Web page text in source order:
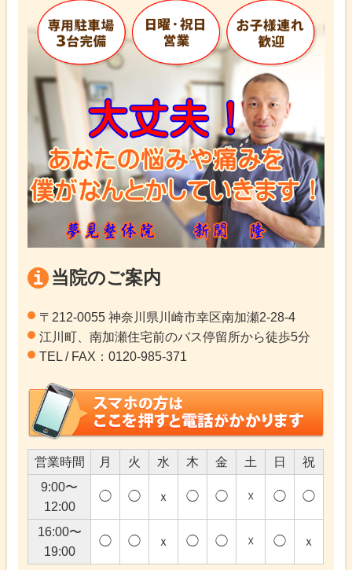
当院のご案内
〒212-0055 神奈川県川崎市幸区南加瀬2-28-4
江川町、南加瀬住宅前のバス停留所から徒歩5分
TEL / FAX：0120-985-371
営業時間 月 火 水 木 金 土 日
祝
9:00〜
12:00
◯ ◯ ｘ ◯ ◯ ☓ ◯ ◯
16:00〜
19:00
◯ ◯ ｘ ◯ ◯ ☓ ◯ ｘ